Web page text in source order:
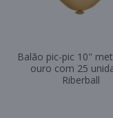
Balão pic-pic 10"
ouro com 25
Riberball